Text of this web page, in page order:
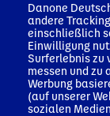
Danone
andere
einschließlich
Einwilligung
Surferlebnis zu
messen und
Werbung
(auf unserer
sozialen